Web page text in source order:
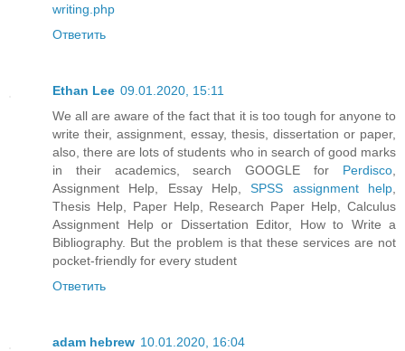
writing.php
Ответить
Ethan Lee 09.01.2020, 15:11
We all are aware of the fact that it is too tough for anyone to
write their, assignment, essay, thesis, dissertation or paper,
also, there are lots of students who in search of good marks
in their academics, search GOOGLE for Perdisco
Assignment Help, Essay Help,SPSS assignment help
Thesis Help, Paper Help, Research Paper Help, Calculus
Assignment Help or Dissertation Editor, How to Write a
Bibliography. But the problem is that these services are not
pocket-friendly for every student
Ответить
adam hebrew 10.01.2020, 16:04